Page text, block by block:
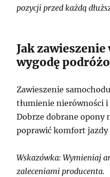
pozycji przed każdą
Jak zawieszenie
wygodę
Zawieszenie
tłumienie nierówności
Dobrze dobrane opony
poprawić komfort jazdy
Wskazówka: Wymieniaj
zaleceniami producenta.